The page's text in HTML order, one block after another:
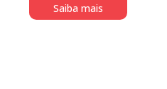
Saiba mais